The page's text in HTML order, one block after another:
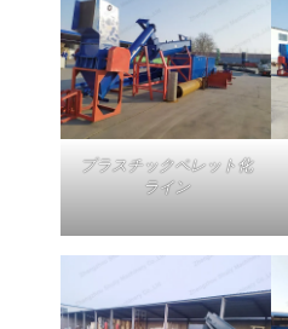
プラスチックペレット化
ライン